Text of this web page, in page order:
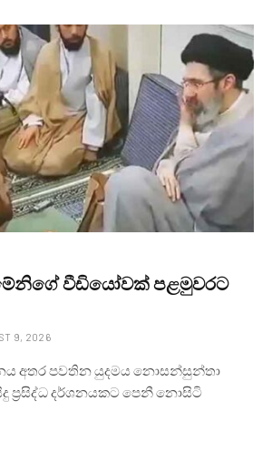
වීඩියෝවක් පළමුවරට
9, 2026
අතර පවතින යුදමය නොසන්සුන්තා
ප්‍රසිද්ධ දර්ශනයකට පෙනී නොසිටි